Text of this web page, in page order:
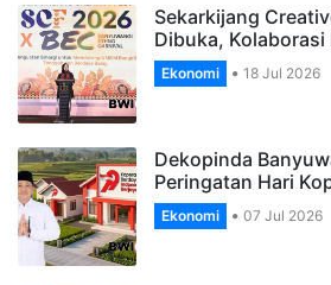
Sekarkijang
Dibuka, Kolaborasi
Ekonomi 18 Jul 2026
Dekopinda
Peringatan Hari
Ekonomi 07 Jul 2026